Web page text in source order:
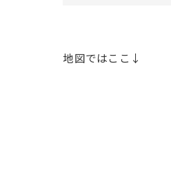
地図ではここ↓